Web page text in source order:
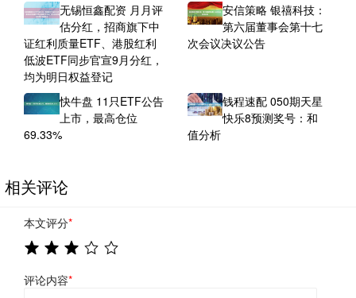
无锡恒鑫配资 月月评
估分红，招商旗下中
证红利质量ETF、港股红利
低波ETF同步官宣9月分红，
均为明日权益登记
安信策略 银禧科技：
第六届董事会第十七
次会议决议公告
快牛盘 11只ETF公告
上市，最高仓位
69.33%
钱程速配 050期天星
快乐8预测奖号：和
值分析
相关评论
本文评分*
评论内容*